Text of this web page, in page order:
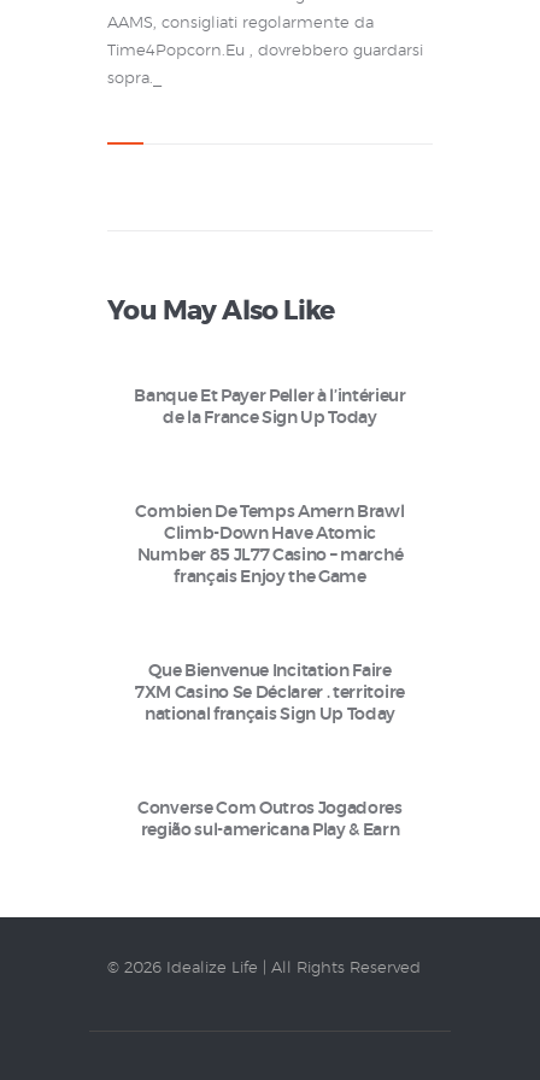
AAMS, consigliati regolarmente da
Time4Popcorn.Eu , dovrebbero guardarsi
sopra._
You May Also Like
Banque Et Payer Peller à l’intérieur
de la France Sign Up Today
Combien De Temps Amern Brawl
Climb-Down Have Atomic
Number 85 JL77 Casino – marché
français Enjoy the Game
Que Bienvenue Incitation Faire
7XM Casino Se Déclarer . territoire
national français Sign Up Today
Converse Com Outros Jogadores
região sul-americana Play & Earn
© 2026 Idealize Life | All Rights Reserved